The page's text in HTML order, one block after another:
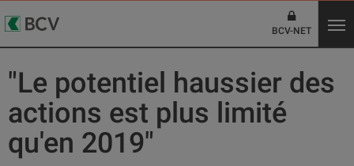
BCV-NET
"Le potentiel haussier des
actions est plus limité
qu'en 2019"